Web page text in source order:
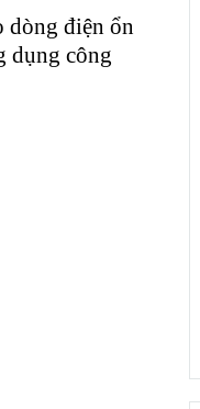
dòng điện ổn
dụng công